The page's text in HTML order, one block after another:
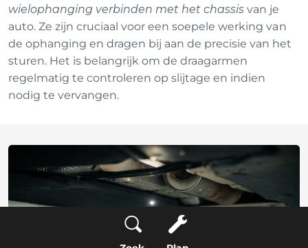
wielophanging verbinden met het chassis van je
auto. Ze zijn cruciaal voor een soepele werking van
de ophanging en dragen bij aan de precisie van het
sturen. Het is belangrijk om de draagarmen
regelmatig te controleren op slijtage en indien
nodig te vervangen.